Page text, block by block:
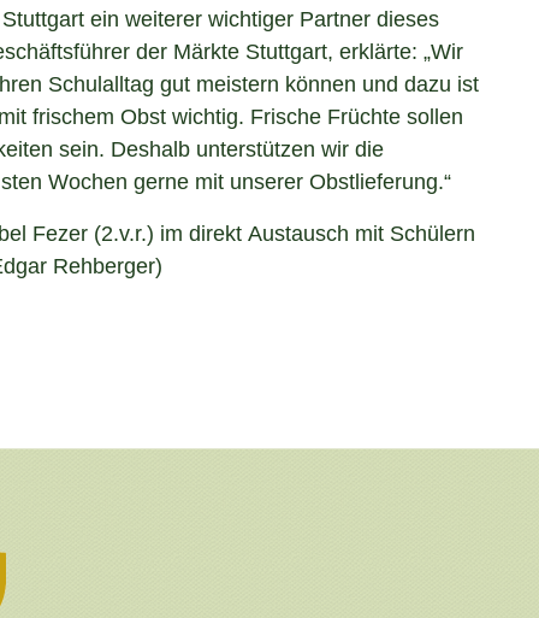
ein weiterer wichtiger Partner dieses
der Märkte Stuttgart, erklärte: „Wir
Schulalltag gut meistern können und dazu ist
frischem Obst wichtig. Frische Früchte sollen
sein. Deshalb unterstützen wir die
Wochen gerne mit unserer Obstlieferung.“
Fezer (2.v.r.) im direkt Austausch mit Schülern
Rehberger)